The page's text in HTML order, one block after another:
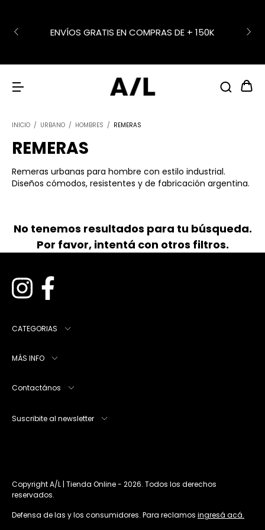
ENVÍOS GRATIS EN COMPRAS DE + 150K
INICIO / URBANO / HOMBRES / REMERAS
REMERAS
Remeras urbanas para hombre con estilo industrial.
Diseños cómodos, resistentes y de fabricación argentina.
No tenemos resultados para tu búsqueda.
Por favor, intentá con otros filtros.
CATEGORIAS
MÁS INFO
Contactános
Suscribite al newsletter
Copyright A/L | Tienda Online - 2026. Todos los derechos
reservados.
Defensa de las y los consumidores. Para reclamos ingresá acá.